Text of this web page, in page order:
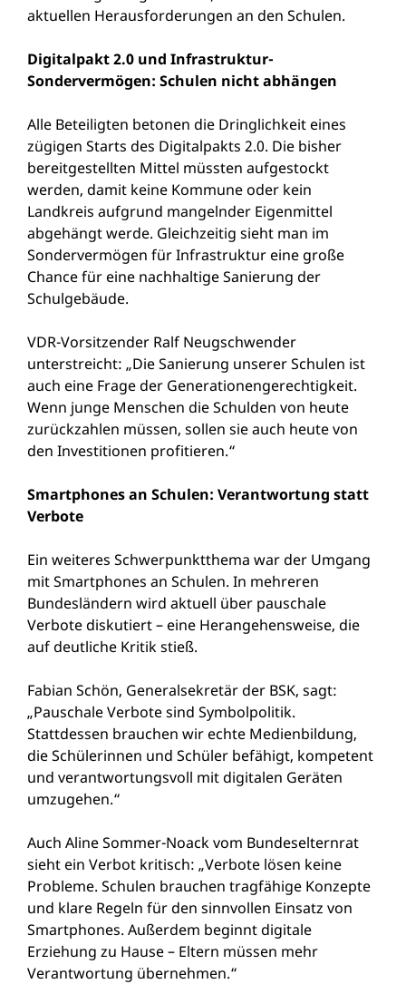
aktuellen Herausforderungen an den Schulen.
Digitalpakt 2.0 und Infrastruktur-
Sondervermögen: Schulen nicht abhängen
Alle Beteiligten betonen die Dringlichkeit eines
zügigen Starts des Digitalpakts 2.0. Die bisher
bereitgestellten Mittel müssten aufgestockt
werden, damit keine Kommune oder kein
Landkreis aufgrund mangelnder Eigenmittel
abgehängt werde. Gleichzeitig sieht man im
Sondervermögen für Infrastruktur eine große
Chance für eine nachhaltige Sanierung der
Schulgebäude.
VDR-Vorsitzender Ralf Neugschwender
unterstreicht: „Die Sanierung unserer Schulen ist
auch eine Frage der Generationengerechtigkeit.
Wenn junge Menschen die Schulden von heute
zurückzahlen müssen, sollen sie auch heute von
den Investitionen profitieren.“
Smartphones an Schulen: Verantwortung statt
Verbote
Ein weiteres Schwerpunktthema war der Umgang
mit Smartphones an Schulen. In mehreren
Bundesländern wird aktuell über pauschale
Verbote diskutiert – eine Herangehensweise, die
auf deutliche Kritik stieß.
Fabian Schön, Generalsekretär der BSK, sagt:
„Pauschale Verbote sind Symbolpolitik.
Stattdessen brauchen wir echte Medienbildung,
die Schülerinnen und Schüler befähigt, kompetent
und verantwortungsvoll mit digitalen Geräten
umzugehen.“
Auch Aline Sommer-Noack vom Bundeselternrat
sieht ein Verbot kritisch: „Verbote lösen keine
Probleme. Schulen brauchen tragfähige Konzepte
und klare Regeln für den sinnvollen Einsatz von
Smartphones. Außerdem beginnt digitale
Erziehung zu Hause – Eltern müssen mehr
Verantwortung übernehmen.“